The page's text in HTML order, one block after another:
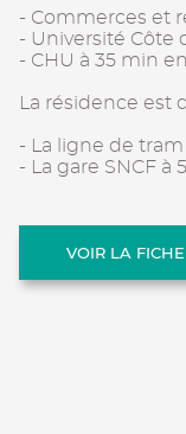
- Commerces et
- Université Côte
- CHU à 35 min
La résidence est
- La ligne de tram
- La gare SNCF à
VOIR LA